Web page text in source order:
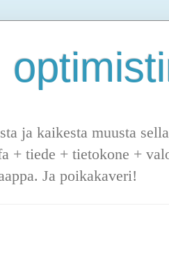
ja kaikesta muusta
+ tiede + tietokone +
Ja poikakaveri!